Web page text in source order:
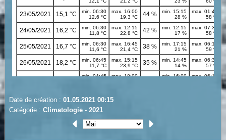
Date de création : 01.05.2021 00:15
Catégorie : Climatologie - 2021